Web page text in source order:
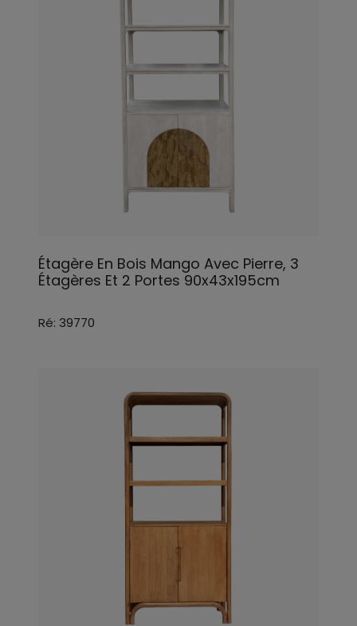
Étagère En Bois Mango Avec Pierre, 3
Étagères Et 2 Portes 90x43x195cm
Ré: 39770